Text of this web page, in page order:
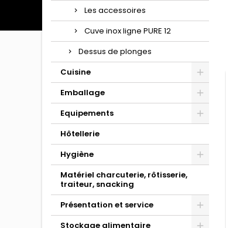
Les accessoires
Cuve inox ligne PURE 12
Dessus de plonges
Cuisine
Emballage
Equipements
Hôtellerie
Hygiène
Matériel charcuterie, rôtisserie,
traiteur, snacking
Présentation et service
Stockage alimentaire